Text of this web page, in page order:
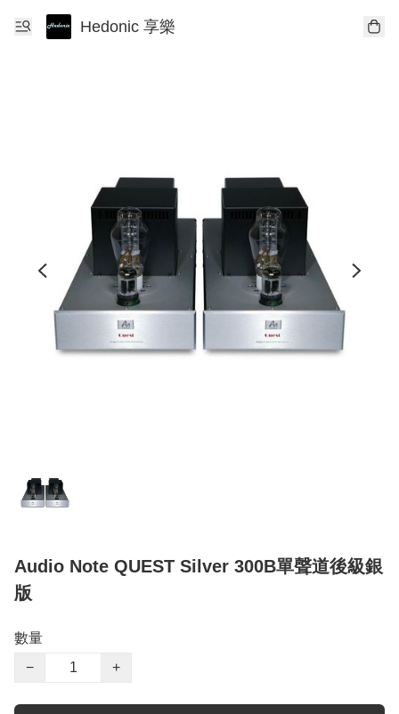
Hedonic 享樂
Audio Note QUEST Silver 300B單聲道後級銀
版
數量
−
+